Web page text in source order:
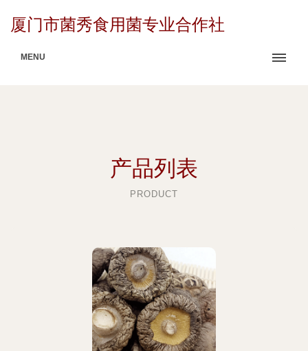
厦门市菌秀食用菌专业合作社
MENU
产品列表
PRODUCT